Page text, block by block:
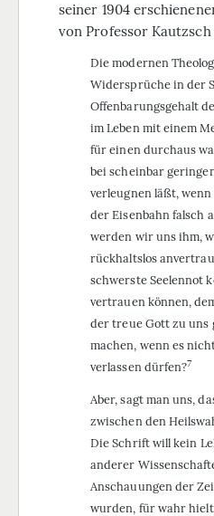
seiner 1904
von Professor Kautzsch
Die modernen
Widersprüche in der
Offenbarungsgehalt
im Leben mit einem
für einen durchaus
bei scheinbar
verleugnen läßt,
der Eisenbahn falsch
werden wir uns ihm,
rückhaltslos
schwerste Seelennot
vertrauen können,
der treue Gott zu uns
machen, wenn es
verlassen dürfen?7
Aber, sagt man uns,
zwischen den
Die Schrift will kein
anderer
Anschauungen der
wurden, für wahr